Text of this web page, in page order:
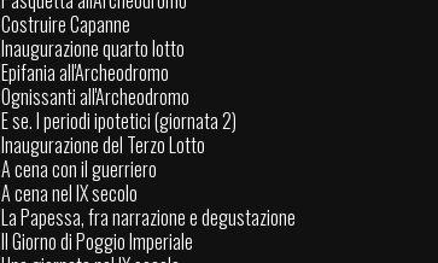
Costruire Capanne
Inaugurazione quarto lotto
Epifania all'Archeodromo
Ognissanti all'Archeodromo
E se. I periodi ipotetici (giornata 2)
Inaugurazione del Terzo Lotto
A cena con il guerriero
A cena nel IX secolo
La Papessa, fra narrazione e degustazione
Il Giorno di Poggio Imperiale